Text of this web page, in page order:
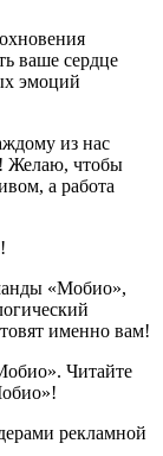
ваше сердце
эмоций
из нас
Желаю, чтобы
а работа
«Мобио»,
именно вам!
Читайте